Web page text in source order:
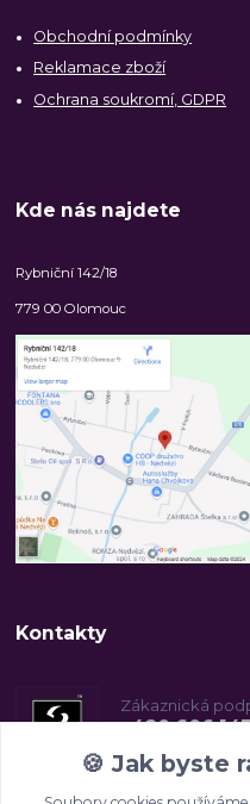
Obchodní podmínky
Reklamace zboží
Ochrana soukromí, GDPR
Kde nás najdete
Rybniční 142/18
779 00 Olomouc
Kontakty
Zákaznická
+420 606
(Po-Pá, 8-16.30
🍪 Jak byste